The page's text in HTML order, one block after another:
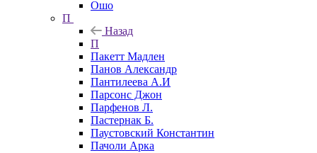
Ошо
П
Назад
П
Пакетт Мадлен
Панов Александр
Пантилеева А.И
Парсонс Джон
Парфенов Л.
Пастернак Б.
Паустовский Константин
Пачоли Арка